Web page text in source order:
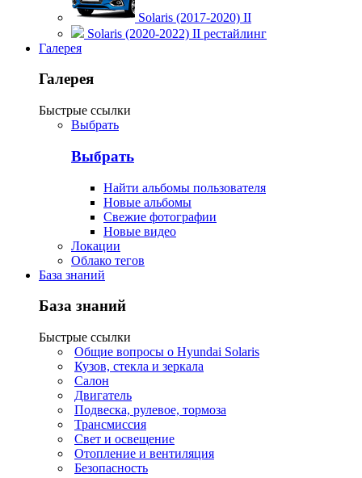
Solaris (2017-2020) II
Solaris (2020-2022) II рестайлинг
Галерея
Галерея
Быстрые ссылки
Выбрать
Выбрать
Найти альбомы пользователя
Новые альбомы
Свежие фотографии
Новые видео
Локации
Облако тегов
База знаний
База знаний
Быстрые ссылки
Общие вопросы о Hyundai Solaris
Кузов, стекла и зеркала
Салон
Двигатель
Подвеска, рулевое, тормоза
Трансмиссия
Свет и освещение
Отопление и вентиляция
Безопасность